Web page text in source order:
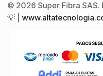
© 2026 Super Fibra
💡 |